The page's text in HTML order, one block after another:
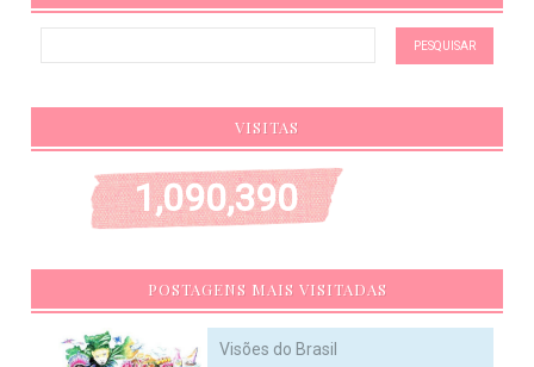
VISITAS
1,090,390
POSTAGENS MAIS VISITADAS
Visões do Brasil